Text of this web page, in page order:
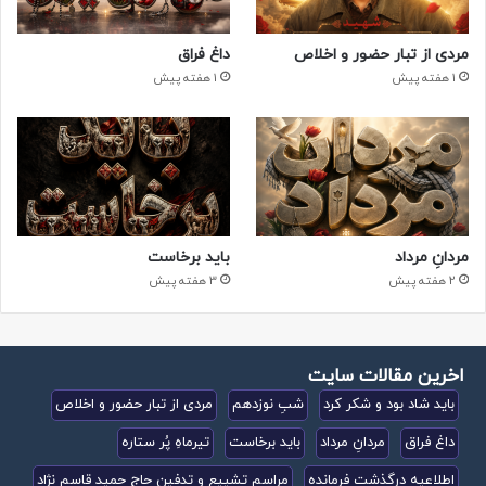
مردی از تبار حضور و اخلاص
1 هفته پیش
داغ فراق
1 هفته پیش
مردانِ مرداد
2 هفته پیش
باید برخاست
3 هفته پیش
اخرین مقالات سایت
باید شاد بود و شکر کرد شبِ نوزدهم
مردی از تبار حضور و اخلاص
داغ فراق
مردانِ مرداد باید برخاست
تیرماهِ پُر ستاره
اطلاعیه درگذشت فرمانده
مراسم تشییع و تدفین حاج حمید قاسم نژاد